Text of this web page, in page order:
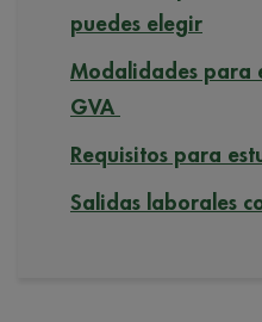
puedes elegir
Modalidades para
GVA
Requisitos para
Salidas laborales